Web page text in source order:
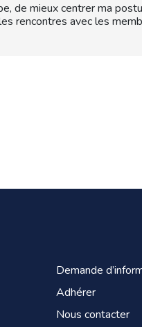
de mieux centrer ma
rencontres avec les
Demande
Adhérer
Nous contacter